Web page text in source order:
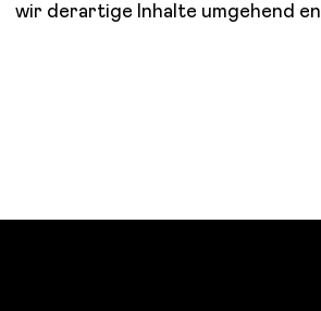
wir derartige Inhalte umgehend